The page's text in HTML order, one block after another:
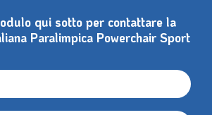
qui sotto per contattare la
Paralimpica Powerchair Sport